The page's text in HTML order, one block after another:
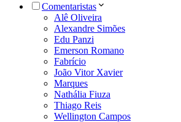
Comentaristas
Alê Oliveira
Alexandre Simões
Edu Panzi
Emerson Romano
Fabrício
João Vitor Xavier
Marques
Nathália Fiuza
Thiago Reis
Wellington Campos